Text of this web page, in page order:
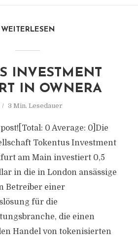
WEITERLESEN
INVESTMENT
IN OWNERA
3 Min. Lesedauer
0 Average: 0]Die
Tokentus Investment
am Main investiert 0,5
in die in London ansässige
Betreiber einer
für die
die einen
Handel von tokenisierten